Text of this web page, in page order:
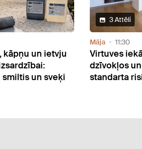
jauno projektu
kāpēc
vairs nestrādā
Māja 09:05
Pirkt vai īrēt
lēmumu?